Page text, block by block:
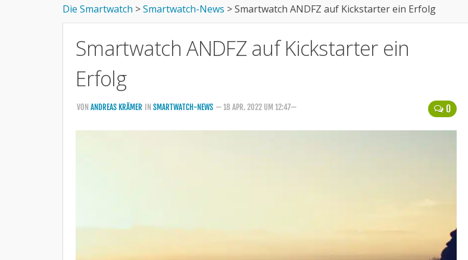
Die Smartwatch >Smartwatch-News >Smartwatch ANDFZ auf Kickstarter ein Erfolg
Smartwatch ANDFZ auf Kickstarter ein
Erfolg
0
VON ANDREAS KRÄMER IN SMARTWATCH-NEWS — 18 APR. 2022 UM 12:47—